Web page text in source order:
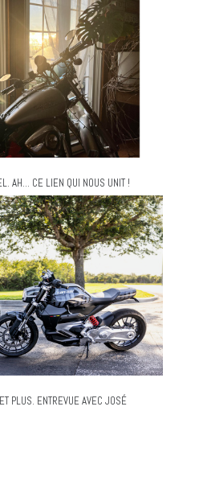
AH… CE LIEN QUI NOUS UNIT !
PLUS. ENTREVUE AVEC JOSÉ